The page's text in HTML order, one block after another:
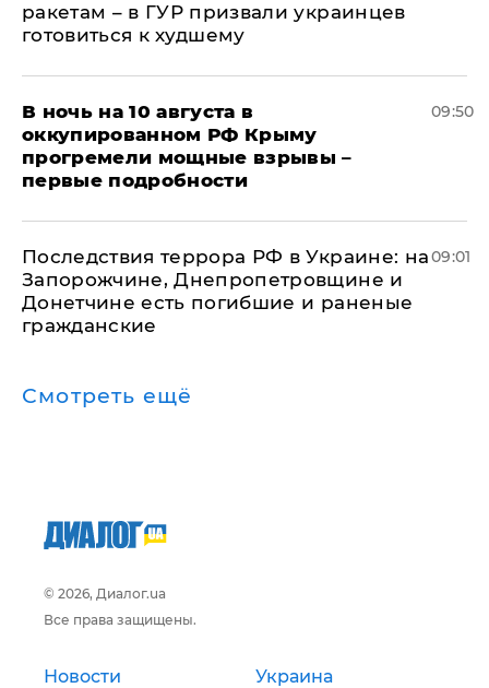
ракетам – в ГУР призвали украинцев
готовиться к худшему
В ночь на 10 августа в
оккупированном РФ Крыму
прогремели мощные взрывы –
первые подробности
09:50
Последствия террора РФ в Украине: на
Запорожчине, Днепропетровщине и
Донетчине есть погибшие и раненые
гражданские
09:01
Смотреть ещё
© 2026, Диалог.ua
Все права защищены.
Новости Украина